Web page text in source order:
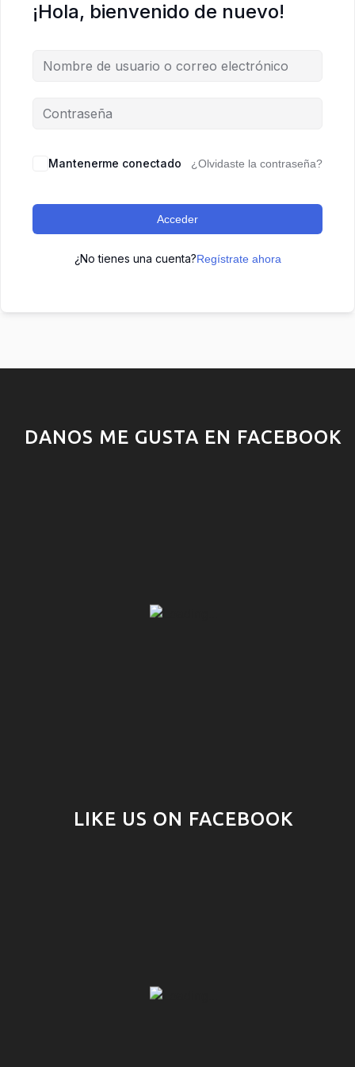
¡Hola, bienvenido de nuevo!
Mantenerme conectado ¿Olvidaste la contraseña?
Acceder
¿No tienes una cuenta?Regístrate ahora
DANOS ME GUSTA EN FACEBOOK
LIKE US ON FACEBOOK